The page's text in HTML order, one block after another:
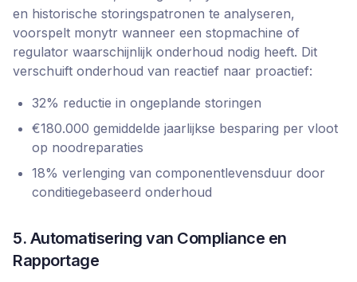
en historische storingspatronen te analyseren,
voorspelt monytr wanneer een stopmachine of
regulator waarschijnlijk onderhoud nodig heeft. Dit
verschuift onderhoud van reactief naar proactief:
32% reductie in ongeplande storingen
€180.000 gemiddelde jaarlijkse besparing per vloot
op noodreparaties
18% verlenging van componentlevensduur door
conditiegebaseerd onderhoud
5. Automatisering van Compliance en
Rapportage